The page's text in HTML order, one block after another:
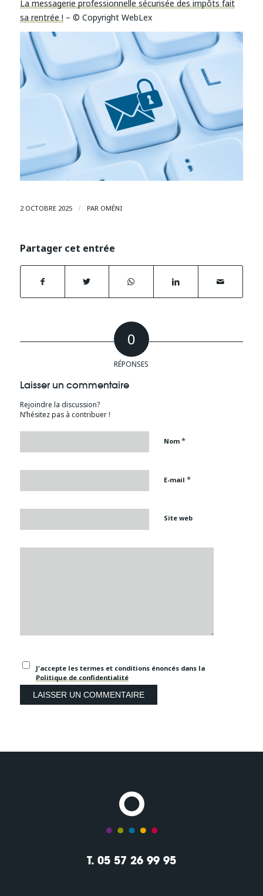
La messagerie professionnelle sécurisée des impôts fait
sa rentrée ! – © Copyright WebLex
2 OCTOBRE 2025 / PAR OMÉNI
Partager cet entrée
0
RÉPONSES
Laisser un commentaire
Rejoindre la discussion?
N’hésitez pas à contribuer !
Nom *
E-mail *
Site web
J'accepte les termes et conditions énoncés dans la
Politique de confidentialité
T. 05 57 26 99 95